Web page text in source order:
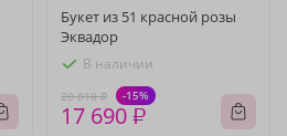
Букет из 51 красной розы
Эквадор
В наличии
20 810 ₽ -15%
17 690 ₽